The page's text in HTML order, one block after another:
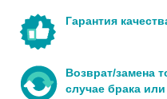
Гарантия
Возврат/замена
случае брака